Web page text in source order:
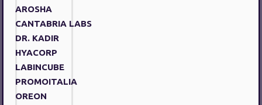
AROSHA
CANTABRIA LABS
DR. KADIR
HYACORP
LABINCUBE
PROMOITALIA
OREON